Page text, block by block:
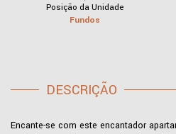
Posição da Unidade
Fundos
DESCRIÇÃO
Encante-se com este encantador